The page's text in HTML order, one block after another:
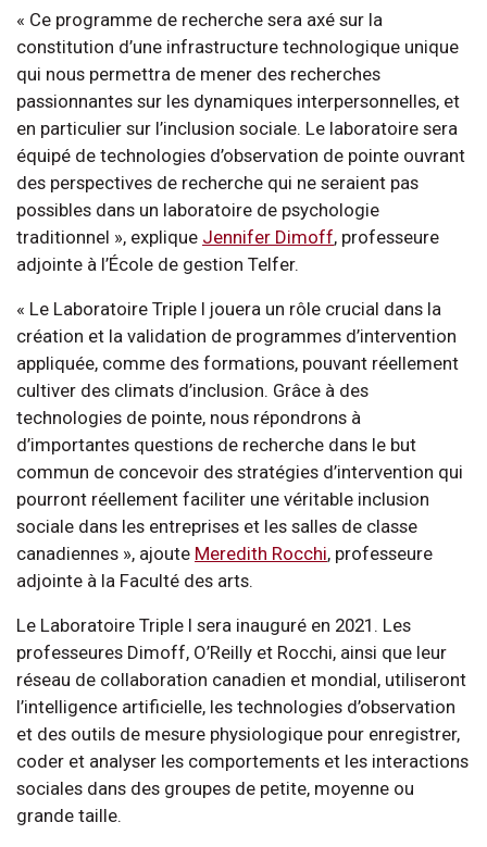
« Ce programme de recherche sera axé sur la
constitution d’une infrastructure technologique unique
qui nous permettra de mener des recherches
passionnantes sur les dynamiques interpersonnelles, et
en particulier sur l’inclusion sociale. Le laboratoire sera
équipé de technologies d’observation de pointe ouvrant
des perspectives de recherche qui ne seraient pas
possibles dans un laboratoire de psychologie
traditionnel », explique Jennifer Dimoff, professeure
adjointe à l’École de gestion Telfer.
« Le Laboratoire Triple I jouera un rôle crucial dans la
création et la validation de programmes d’intervention
appliquée, comme des formations, pouvant réellement
cultiver des climats d’inclusion. Grâce à des
technologies de pointe, nous répondrons à
d’importantes questions de recherche dans le but
commun de concevoir des stratégies d’intervention qui
pourront réellement faciliter une véritable inclusion
sociale dans les entreprises et les salles de classe
canadiennes », ajoute Meredith Rocchi, professeure
adjointe à la Faculté des arts.
Le Laboratoire Triple I sera inauguré en 2021. Les
professeures Dimoff, O’Reilly et Rocchi, ainsi que leur
réseau de collaboration canadien et mondial, utiliseront
l’intelligence artificielle, les technologies d’observation
et des outils de mesure physiologique pour enregistrer,
coder et analyser les comportements et les interactions
sociales dans des groupes de petite, moyenne ou
grande taille.